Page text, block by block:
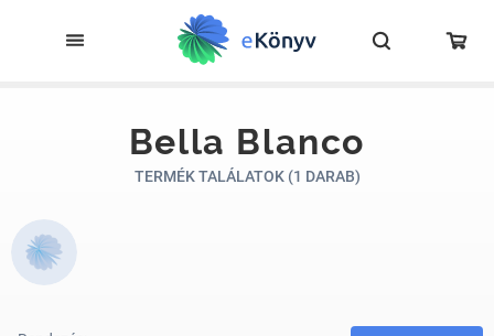
Bella Blanco
TERMÉK TALÁLATOK (1 DARAB)